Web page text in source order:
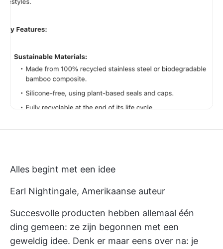
Alles begint met een idee
Earl Nightingale, Amerikaanse auteur
Succesvolle producten hebben allemaal één
ding gemeen: ze zijn begonnen met een
geweldig idee. Denk er maar eens over na: je